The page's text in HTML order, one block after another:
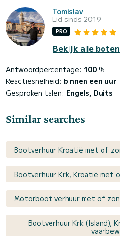
Tomislav
Lid sinds 2019
PRO
Bekijk alle
Antwoordpercentage: 100 %
Reactiesnelheid: binnen een uur
Gesproken talen: Engels, Duits
Similar searches
Bootverhuur Kroatië met of
Bootverhuur Krk, Kroatië met
Motorboot verhuur met of
Bootverhuur Krk (Island),